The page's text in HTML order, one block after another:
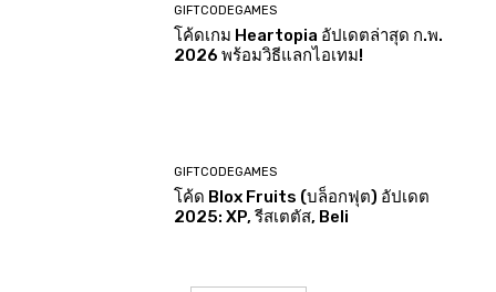
GIFTCODEGAMES
โค้ดเกม Heartopia อัปเดตล่าสุด ก.พ.
2026 พร้อมวิธีแลกไอเทม!
GIFTCODEGAMES
โค้ด Blox Fruits (บล็อกฟุต) อัปเดต
2025: XP, รีสเตตัส, Beli